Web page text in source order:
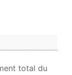
total du